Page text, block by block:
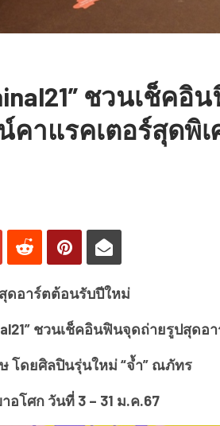
ชวนเช็ค
คาแรคเตอร์สุดพิ
ดอาร์ตต้อนรับปีใหม่
ชวนเช็คอินฟินจุดถ่ายรูปสุดอ
โดยศิลปินรุ่นใหม่ “จ้ำ” ณภัทร
อโศก วันที่ 3 – 31 ม.ค.67